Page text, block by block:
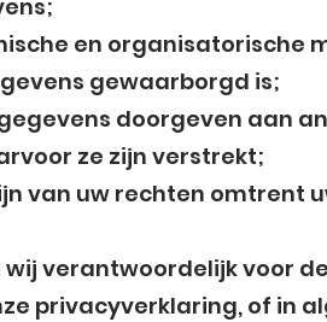
en organisatorische
gewaarborgd is;
doorgeven aan
ze zijn verstrekt;
van uw rechten omtrent
wij verantwoordelijk voor
privacyverklaring, of in